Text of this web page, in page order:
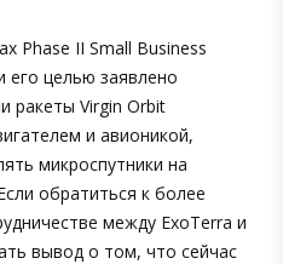
Phase II Small Business
его целью заявлено
ракеты Virgin Orbit
и авионикой,
микроспутники на
обратиться к более
между ExoTerra и
вывод о том, что сейчас